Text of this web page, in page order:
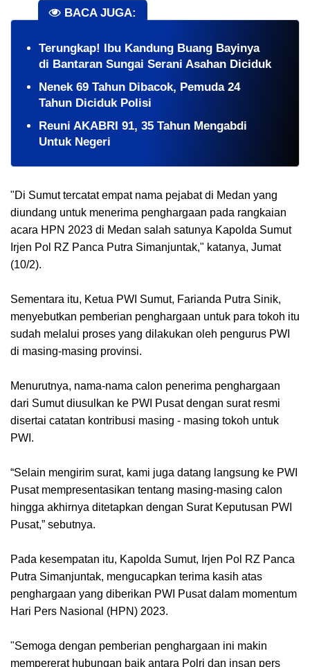
BACA JUGA:
Terungkap! Ibu Kandung Buang Bayinya
di Bantaran Sungai Serani Asahan Diciduk
Nenek 69 Tahun Dibacok, Pemuda 24
Tahun Diciduk Polisi
Reuni AKABRI 91, 35 Tahun Mengabdi
Untuk Negeri
"Di Sumut tercatat empat nama pejabat di Medan yang
diundang untuk menerima penghargaan pada rangkaian
acara HPN 2023 di Medan salah satunya Kapolda Sumut
Irjen Pol RZ Panca Putra Simanjuntak," katanya, Jumat
(10/2).
Sementara itu, Ketua PWI Sumut, Farianda Putra Sinik,
menyebutkan pemberian penghargaan untuk para tokoh itu
sudah melalui proses yang dilakukan oleh pengurus PWI
di masing-masing provinsi.
Menurutnya, nama-nama calon penerima penghargaan
dari Sumut diusulkan ke PWI Pusat dengan surat resmi
disertai catatan kontribusi masing - masing tokoh untuk
PWI.
“Selain mengirim surat, kami juga datang langsung ke PWI
Pusat mempresentasikan tentang masing-masing calon
hingga akhirnya ditetapkan dengan Surat Keputusan PWI
Pusat,” sebutnya.
Pada kesempatan itu, Kapolda Sumut, Irjen Pol RZ Panca
Putra Simanjuntak, mengucapkan terima kasih atas
penghargaan yang diberikan PWI Pusat dalam momentum
Hari Pers Nasional (HPN) 2023.
"Semoga dengan pemberian penghargaan ini makin
mempererat hubungan baik antara Polri dan insan pers